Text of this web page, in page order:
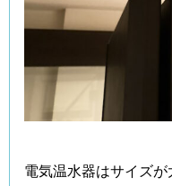
電気温水器はサイズ